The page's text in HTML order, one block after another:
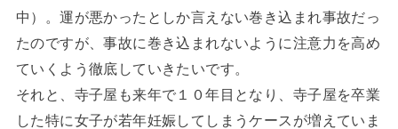
中）。運が悪かったとしか言えない巻き込まれ事故だっ
たのですが、事故に巻き込まれないように注意力を高め
ていくよう徹底していきたいです。
それと、寺子屋も来年で１０年目となり、寺子屋を卒業
した特に女子が若年妊娠してしまうケースが増えていま